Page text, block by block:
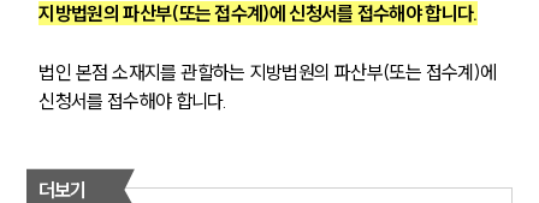
지방법원의 파산부(또는 접수계)에 신청서를 접수해야 합니다.
법인 본점 소재지를 관할하는 지방법원의 파산부(또는 접수계)에
신청서를 접수해야 합니다.
더보기